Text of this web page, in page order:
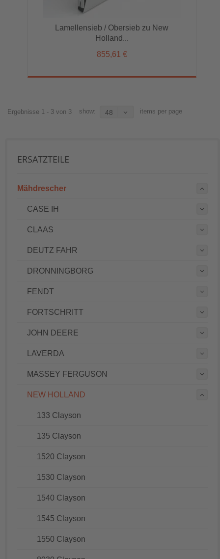
Lamellensieb / Obersieb zu New
Holland...
855,61 €
Ergebnisse 1 - 3 von 3 show: 48 items per page
ERSATZTEILE
Mähdrescher
CASE IH
CLAAS
DEUTZ FAHR
DRONNINGBORG
FENDT
FORTSCHRITT
JOHN DEERE
LAVERDA
MASSEY FERGUSON
NEW HOLLAND
133 Clayson
135 Clayson
1520 Clayson
1530 Clayson
1540 Clayson
1545 Clayson
1550 Clayson